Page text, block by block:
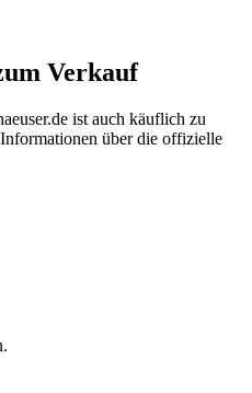
Verkauf
ist auch käuflich zu
über die offizielle